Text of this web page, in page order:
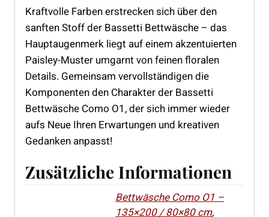
Kraftvolle Farben erstrecken sich über den
sanften Stoff der Bassetti Bettwäsche – das
Hauptaugenmerk liegt auf einem akzentuierten
Paisley-Muster umgarnt von feinen floralen
Details. Gemeinsam vervollständigen die
Komponenten den Charakter der Bassetti
Bettwäsche Como O1, der sich immer wieder
aufs Neue Ihren Erwartungen und kreativen
Gedanken anpasst!
Zusätzliche Informationen
Bettwäsche Como O1 –
135×200 / 80×80 cm,